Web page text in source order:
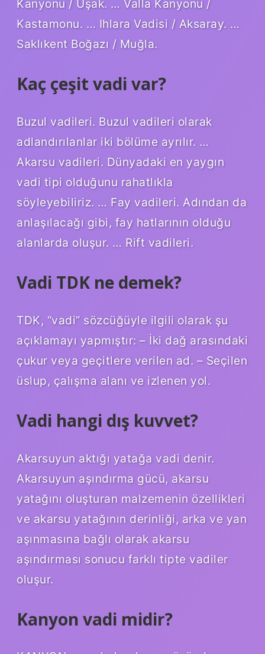
Kanyonu / Uşak. … Valla Kanyonu /
Kastamonu. … Ihlara Vadisi / Aksaray. …
Saklıkent Boğazı / Muğla.
Kaç çeşit vadi var?
Buzul vadileri. Buzul vadileri olarak
adlandırılanlar iki bölüme ayrılır. …
Akarsu vadileri. Dünyadaki en yaygın
vadi tipi olduğunu rahatlıkla
söyleyebiliriz. … Fay vadileri. Adından da
anlaşılacağı gibi, fay hatlarının olduğu
alanlarda oluşur. … Rift vadileri.
Vadi TDK ne demek?
TDK, “vadi” sözcüğüyle ilgili olarak şu
açıklamayı yapmıştır: – İki dağ arasındaki
çukur veya geçitlere verilen ad. – Seçilen
üslup, çalışma alanı ve izlenen yol.
Vadi hangi dış kuvvet?
Akarsuyun aktığı yatağa vadi denir.
Akarsuyun aşındırma gücü, akarsu
yatağını oluşturan malzemenin özellikleri
ve akarsu yatağının derinliği, arka ve yan
aşınmasına bağlı olarak akarsu
aşındırması sonucu farklı tipte vadiler
oluşur.
Kanyon vadi midir?